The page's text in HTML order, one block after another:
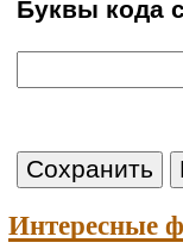
Буквы кода
Интересные